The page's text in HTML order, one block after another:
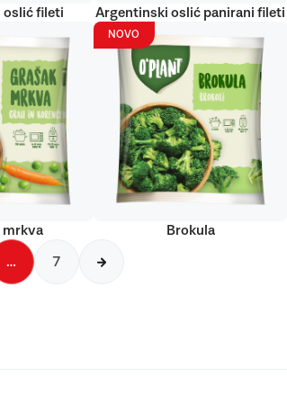
oslić fileti Argentinski oslić panirani fileti
mrkva
NOVO
Brokula
… 7